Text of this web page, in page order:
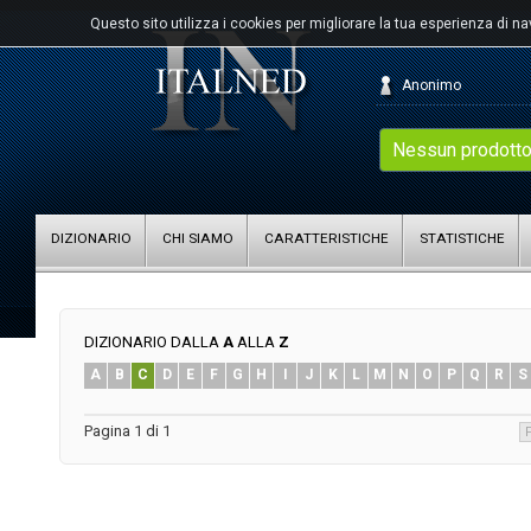
Questo sito utilizza i cookies per migliorare la tua esperienza di
Nessun
Anonimo
DIZIONARIO CHI SIAMO CARATTERISTICHE STATISTICHE
DIZIONARIO DALLA A ALLA Z
A B C D E F G H J K L M N O P Q R S
Pagina 1 di 1